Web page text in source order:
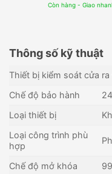
Còn hàng - Giao
Thông số kỹ thuật
Thiết bị kiểm soát cửa ra
Chế độ bảo hành
Loại thiết bị
Loại công trình phù
hợp
Chế độ mở khóa